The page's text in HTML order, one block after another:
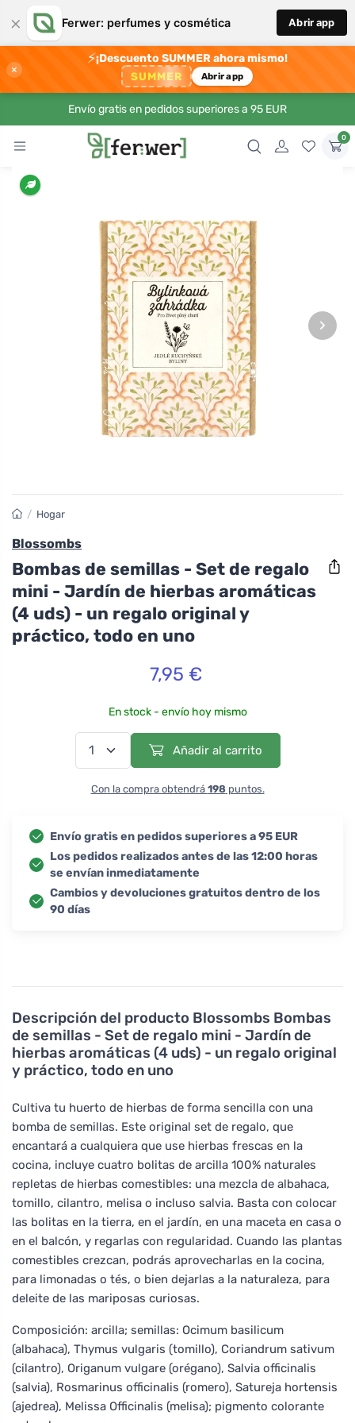
× Ferwer: perfumes y cosmética Abrir app
×
⚡¡Descuento SUMMER ahora mismo!
SUMMER Abrir app
Envío gratis en pedidos superiores a 95 EUR
0
›
Descripción del producto Blossombs Bombas
de semillas - Set de regalo mini - Jardín de
hierbas aromáticas (4 uds) - un regalo original
y práctico, todo en uno
Cultiva tu huerto de hierbas de forma sencilla con una
bomba de semillas. Este original set de regalo, que
encantará a cualquiera que use hierbas frescas en la
cocina, incluye cuatro bolitas de arcilla 100% naturales
repletas de hierbas comestibles: una mezcla de albahaca,
tomillo, cilantro, melisa o incluso salvia. Basta con colocar
las bolitas en la tierra, en el jardín, en una maceta en casa o
en el balcón, y regarlas con regularidad. Cuando las plantas
comestibles crezcan, podrás aprovecharlas en la cocina,
para limonadas o tés, o bien dejarlas a la naturaleza, para
deleite de las mariposas curiosas.
Composición: arcilla; semillas: Ocimum basilicum
(albahaca), Thymus vulgaris (tomillo), Coriandrum sativum
(cilantro), Origanum vulgare (orégano), Salvia officinalis
(salvia), Rosmarinus officinalis (romero), Satureja hortensis
(ajedrea), Melissa Officinalis (melisa); pigmento colorante
/ Hogar
Blossombs
Bombas de semillas - Set de regalo
mini - Jardín de hierbas aromáticas
(4 uds) - un regalo original y
práctico, todo en uno
7,95 €
En stock - envío hoy mismo
Añadir al carrito
Con la compra obtendrá 198puntos.
Envío gratis en pedidos superiores a 95 EUR
Los pedidos realizados antes de las 12:00 horas
se envían inmediatamente
Cambios y devoluciones gratuitos dentro de los
90 días